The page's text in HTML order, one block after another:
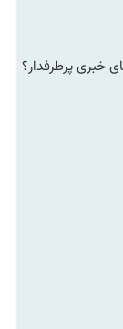
خبری پرطرفدار؟